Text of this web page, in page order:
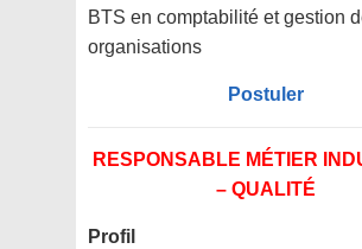
BTS en comptabilité et gestion
organisations
Postuler
RESPONSABLE MÉTIER
– QUALITÉ
Profil